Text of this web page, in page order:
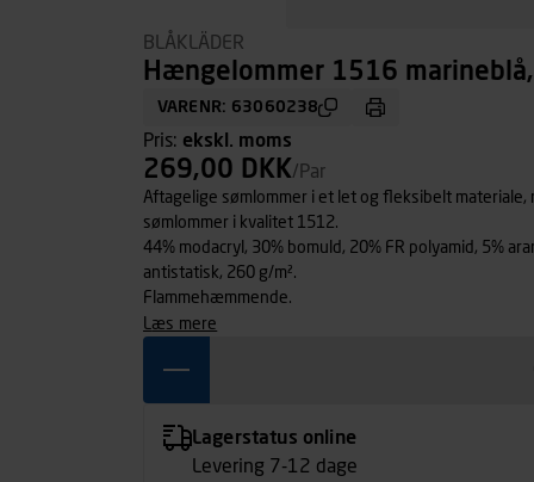
BLÅKLÄDER
Hængelommer 1516
VARENR: 63060238
Pris: ekskl. moms
269,00 DKK/Par
Aftagelige sømlommer i et let og fleksibelt
sømlommer i kvalitet 1512.
44% modacryl, 30% bomuld, 20% FR polyamid, 5%
antistatisk, 260 g/m².
Flammehæmmende.
læs mere
Lagerstatus online
Levering 7-12 dage